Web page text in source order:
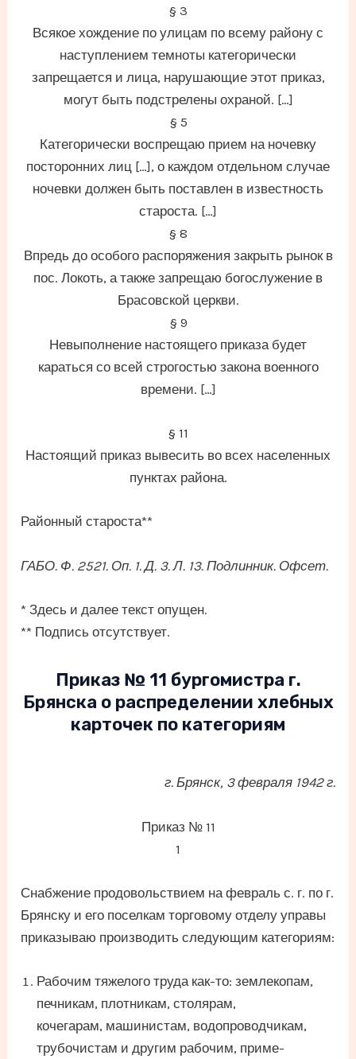
§ 3
Всякое хождение по улицам по всему району с
наступлением темноты категорически
запрещается и лица, нарушающие этот приказ,
могут быть подстрелены охраной. […]
§ 5
Категорически воспрещаю прием на ночевку
посторонних лиц […], о каждом отдельном случае
ночевки должен быть поставлен в известность
староста. […]
§ 8
Впредь до особого распоряжения закрыть рынок в
пос. Локоть, а также запрещаю богослужение в
Брасовской церкви.
§ 9
Невыполнение настоящего приказа будет
караться со всей строгостью закона военного
времени. […]
§ 11
Настоящий приказ вывесить во всех населенных
пунктах района.
Районный староста**
ГАБО. Ф. 2521. Оп. 1. Д. 3. Л. 13. Подлинник. Офсет.
* Здесь и далее текст опущен.
** Подпись отсутствует.
Приказ № 11 бургомистра г.
Брянска о распределении хлебных
карточек по категориям
г. Брянск, 3 февраля 1942 г.
Приказ № 11
1
Снабжение продовольствием на февраль с. г. по г.
Брянску и его поселкам торговому отделу управы
приказываю производить следующим категориям:
Рабочим тяжелого труда как-то: землекопам,
печникам, плотникам, столярам,
кочегарам, машинистам, водопроводчикам,
трубочистам и другим рабочим, приме-